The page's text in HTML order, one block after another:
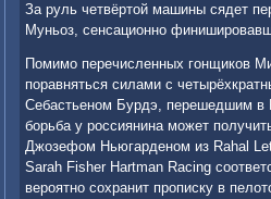
За руль четвёртой машины сядет
Муньоз, сенсационно
Помимо перечисленных гонщиков
поравняться силами с
Себастьеном Бурдэ, перешедшим в
борьба у россиянина может
Джозефом Ньюгарденом из Rahal
Sarah Fisher Hartman Racing
вероятно сохранит прописку в